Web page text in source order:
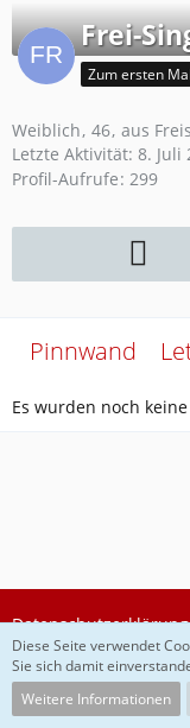
Frei-
Weiblich 46 aus
Letzte Aktivität: 8. Juli
Profil-Aufrufe 299
Pinnwand
Es wurden noch
Datenschutzerklärung
Diese Seite verwendet
Sie sich damit
Weitere Informationen